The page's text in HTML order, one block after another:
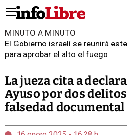
MINUTO A MINUTO
El Gobierno israelí se reunirá
para aprobar el alto el fuego
La jueza cita a
Ayuso por dos
falsedad documental